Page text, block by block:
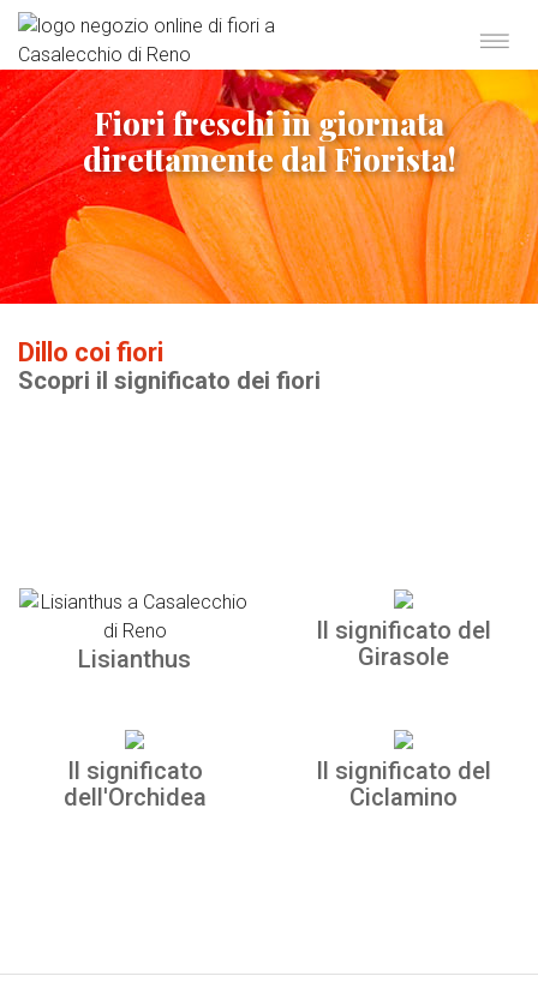
Fiori freschi in giornata
direttamente dal Fiorista!
Dillo coi fiori
Scopri il significato dei fiori
Lisianthus
Il significato del
Girasole
Il significato
dell'Orchidea
Il significato del
Ciclamino